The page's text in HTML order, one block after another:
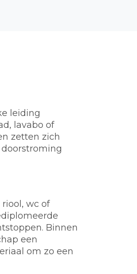
leiding
lavabo of
zetten zich
wc of
Binnen
een
om zo een